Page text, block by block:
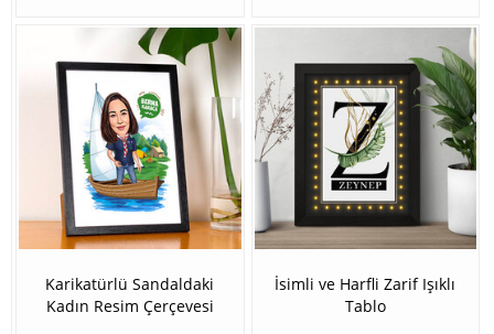
Karikatürlü Sandaldaki
Kadın Resim Çerçevesi
İsimli ve Harfli Zarif Işıklı
Tablo